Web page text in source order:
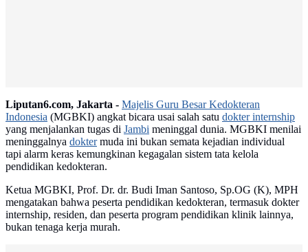
Liputan6.com, Jakarta - Majelis Guru Besar Kedokteran
Indonesia (MGBKI) angkat bicara usai salah satu dokter internship
yang menjalankan tugas di Jambi meninggal dunia. MGBKI menilai
meninggalnya doktermuda ini bukan semata kejadian individual
tapi alarm keras kemungkinan kegagalan sistem tata kelola
pendidikan kedokteran.
Ketua MGBKI, Prof. Dr. dr. Budi Iman Santoso, Sp.OG (K), MPH
mengatakan bahwa peserta pendidikan kedokteran, termasuk dokter
internship, residen, dan peserta program pendidikan klinik lainnya,
bukan tenaga kerja murah.